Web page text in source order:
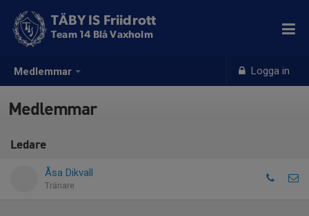
Medlemmar Logga in
TÄBY IS Friidrott
Team 14 Blå Vaxholm
Medlemmar
Ledare
Åsa Dikvall
Tränare